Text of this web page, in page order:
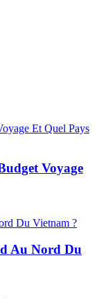
Voyage
Au Nord Du